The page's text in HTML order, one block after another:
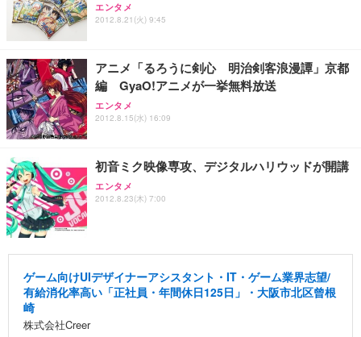
エンタメ
2012.8.21(火) 9:45
アニメ「るろうに剣心 明治剣客浪漫譚」京都
編 GyaO!アニメが一挙無料放送
エンタメ
2012.8.15(水) 16:09
初音ミク映像専攻、デジタルハリウッドが開講
エンタメ
2012.8.23(木) 7:00
ゲーム向けUIデザイナーアシスタント・IT・ゲーム業界志望/
有給消化率高い「正社員・年間休日125日」・大阪市北区曾根
崎
株式会社Creer